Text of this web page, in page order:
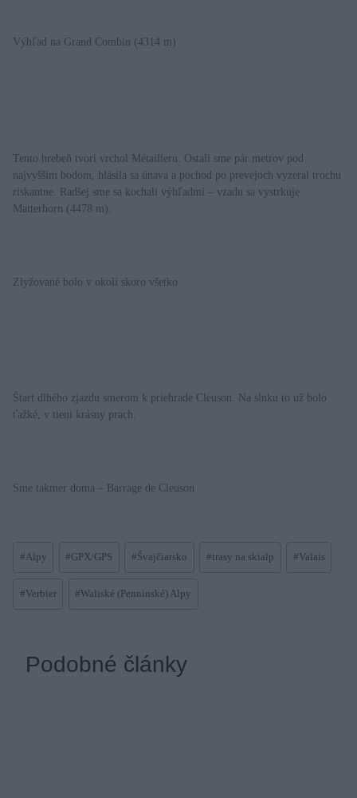
Výhľad na Grand Combin (4314 m)
Tento hrebeň tvorí vrchol Métailleru. Ostali sme pár metrov pod
najvyšším bodom, hlásila sa únava a pochod po prevejoch vyzeral trochu
riskantne. Radšej sme sa kochali výhľadmi – vzadu sa vystrkuje
Matterhorn (4478 m).
Zlyžované bolo v okolí skoro všetko
Štart dlhého zjazdu smerom k priehrade Cleuson. Na slnku to už bolo
ťažké, v tieni krásny prach.
Sme takmer doma – Barrage de Cleuson
#Alpy #GPX/GPS #Švajčiarsko #trasy na skialp #Valais
#Verbier #Waliské (Penninské) Alpy
Podobné články